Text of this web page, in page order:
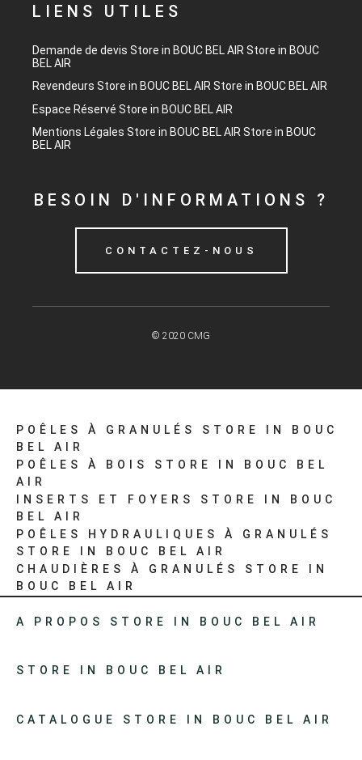
LIENS UTILES
Demande de devis Store in BOUC BEL AIRStore in BOUC
BEL AIR
Revendeurs Store in BOUC BEL AIRStore in BOUC BEL AIR
Espace Réservé Store in BOUC BEL AIR
Mentions Légales Store in BOUC BEL AIR Store in BOUC
BEL AIR
BESOIN D'INFORMATIONS ?
CONTACTEZ-NOUS
© 2020 CMG
POÊLES À GRANULÉS STORE IN BOUC
BEL AIR
POÊLES À BOIS STORE IN BOUC BEL
AIR
INSERTS ET FOYERS STORE IN BOUC
BEL AIR
POÊLES HYDRAULIQUES À GRANULÉS
STORE IN BOUC BEL AIR
CHAUDIÈRES À GRANULÉS STORE IN
BOUC BEL AIR
A PROPOS STORE IN BOUC BEL AIR
STORE IN BOUC BEL AIR
CATALOGUE STORE IN BOUC BEL AIR